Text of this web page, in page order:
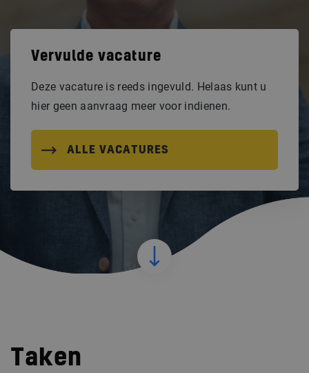
Vervulde vacature
Deze vacature is reeds ingevuld. Helaas kunt u
hier geen aanvraag meer voor indienen.
ALLE VACATURES
Taken